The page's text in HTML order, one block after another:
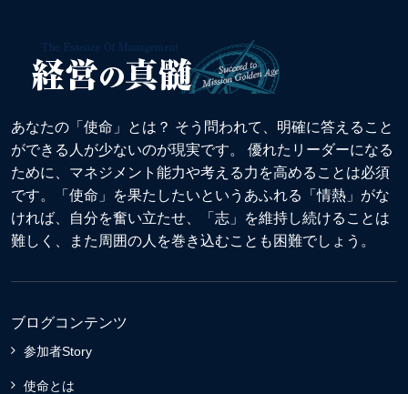
あなたの「使命」とは？ そう問われて、明確に答えること
ができる人が少ないのが現実です。 優れたリーダーになる
ために、マネジメント能力や考える力を高めることは必須
です。「使命」を果たしたいというあふれる「情熱」がな
ければ、自分を奮い立たせ、「志」を維持し続けることは
難しく、また周囲の人を巻き込むことも困難でしょう。
ブログコンテンツ
参加者Story
使命とは